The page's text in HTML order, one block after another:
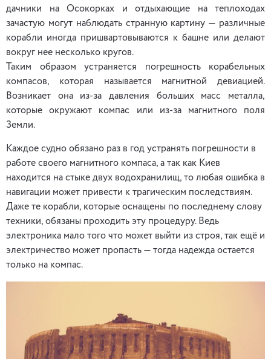
дачники на Осокорках и отдыхающие на теплоходах
зачастую могут наблюдать странную картину — различные
корабли иногда пришвартовываются к башне или делают
вокруг нее несколько кругов.
Таким образом устраняется погрешность корабельных
компасов, которая называется магнитной девиацией.
Возникает она из-за давления больших масс металла,
которые окружают компас или из-за магнитного поля
Земли.
Каждое судно обязано раз в год устранять погрешности в
работе своего магнитного компаса, а так как Киев
находится на стыке двух водохранилищ, то любая ошибка в
навигации может привести к трагическим последствиям.
Даже те корабли, которые оснащены по последнему слову
техники, обязаны проходить эту процедуру. Ведь
электроника мало того что может выйти из строя, так ещё и
электричество может пропасть — тогда надежда остается
только на компас.